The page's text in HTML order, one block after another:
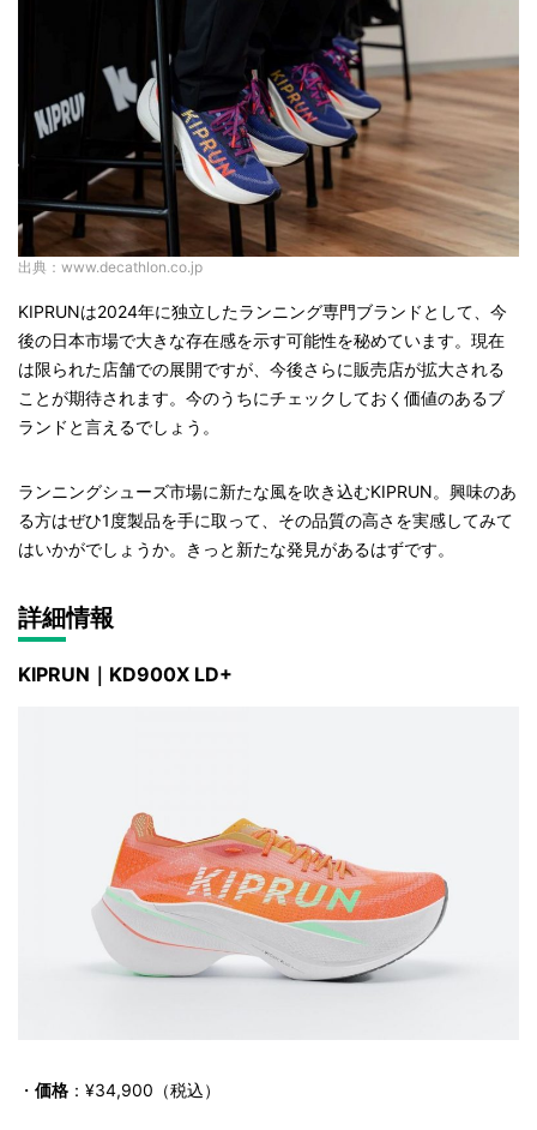
出典：www.decathlon.co.jp
KIPRUNは2024年に独立したランニング専門ブランドとして、今
後の日本市場で大きな存在感を示す可能性を秘めています。現在
は限られた店舗での展開ですが、今後さらに販売店が拡大される
ことが期待されます。今のうちにチェックしておく価値のあるブ
ランドと言えるでしょう。
ランニングシューズ市場に新たな風を吹き込むKIPRUN。興味のあ
る方はぜひ1度製品を手に取って、その品質の高さを実感してみて
はいかがでしょうか。きっと新たな発見があるはずです。
詳細情報
KIPRUN｜KD900X LD+
・ 価格 ：¥34,900（税込）